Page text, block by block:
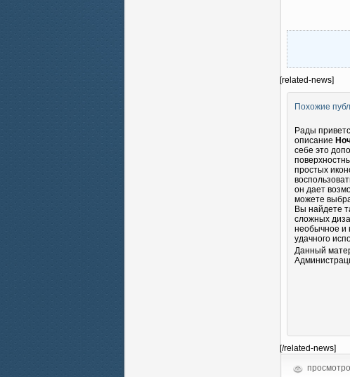
[related-news]
Похожие
Рады
описание
себе это
простых
он дает
можете
Вы найдете
сложных
необычное и
удачного
Данный
[/related-news]